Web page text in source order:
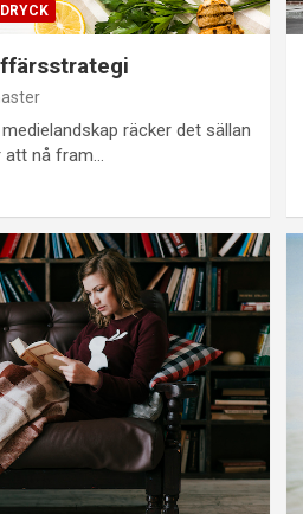
räcker det sällan
nå fram…